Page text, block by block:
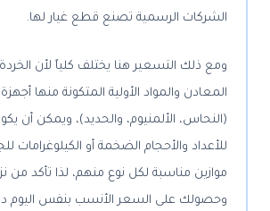
الشركات الرسمية تصنع قطع غيار لها.
ومع ذلك التسعير هنا يختلف كلياً لأن
المعادن والمواد الأولية المتكونة منها
(النحاس، الألمنيوم، والحديد)، ويمكن أن
للأعداد والأحجام الضخمة أو الكيلوغرامات
موازين مناسبة لكل نوع منهم، لذا تأكد من
وحصولك على السعر الأنسب بنفس اليوم